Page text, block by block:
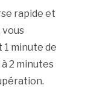
rapide et
vous
1 minute de
2 minutes